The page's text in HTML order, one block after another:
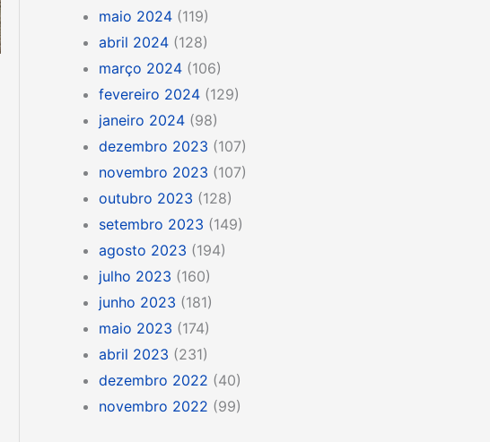
maio 2024 (119)
abril 2024 (128)
março 2024 (106)
fevereiro 2024 (129)
janeiro 2024 (98)
dezembro 2023 (107)
novembro 2023 (107)
outubro 2023 (128)
setembro 2023 (149)
agosto 2023 (194)
julho 2023 (160)
junho 2023 (181)
maio 2023 (174)
abril 2023 (231)
dezembro 2022 (40)
novembro 2022 (99)